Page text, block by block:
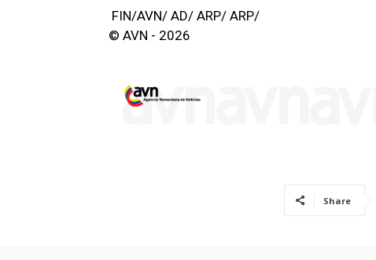
FIN/AVN/ AD/ ARP/ ARP/
© AVN - 2026
Share